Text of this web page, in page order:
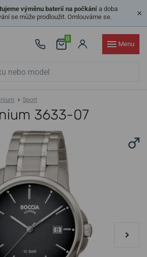
výměnu baterií na počkánía doba
se může prodloužit. Omlouváme se.
0
Menu
Sport
3633-07